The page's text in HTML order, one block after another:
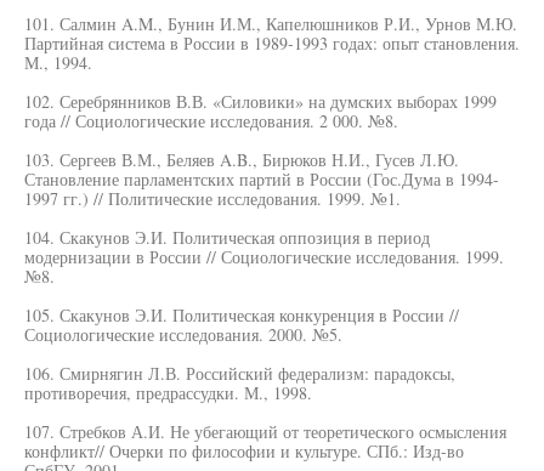
101. Салмин A.M., Бунин И.М., Капелюшников Р.И., Урнов М.Ю.
Партийная система в России в 1989-1993 годах: опыт становления.
М., 1994.
102. Серебрянников В.В. «Силовики» на думских выборах 1999
года // Социологические исследования. 2 000. №8.
103. Сергеев В.М., Беляев A.B., Бирюков Н.И., Гусев Л.Ю.
Становление парламентских партий в России (Гос.Дума в 1994-
1997 гг.) // Политические исследования. 1999. №1.
104. Скакунов Э.И. Политическая оппозиция в период
модернизации в России // Социологические исследования. 1999.
№8.
105. Скакунов Э.И. Политическая конкуренция в России //
Социологические исследования. 2000. №5.
106. Смирнягин Л.В. Российский федерализм: парадоксы,
противоречия, предрассудки. М., 1998.
107. Стребков А.И. Не убегающий от теоретического осмысления
конфликт// Очерки по философии и культуре. СПб.: Изд-во